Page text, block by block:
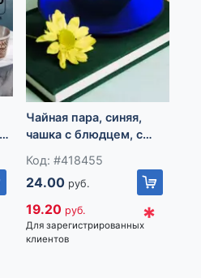
Чайная пара, синяя,
чашка с блюдцем, с
Код: #418455
24.00 руб.
19.20 руб.
Для зарегистрированных
клиентов
*